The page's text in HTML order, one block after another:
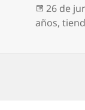
el
26 de
años,